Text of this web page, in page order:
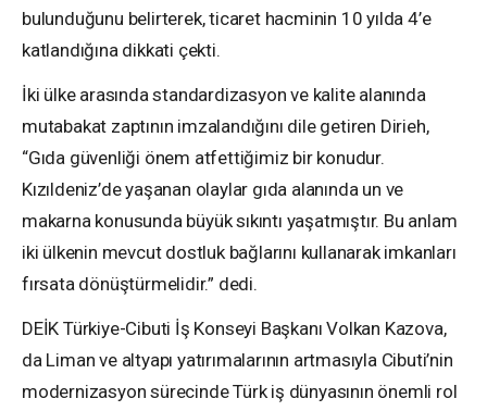
bulunduğunu belirterek, ticaret hacminin 10 yılda 4’e
katlandığına dikkati çekti.
İki ülke arasında standardizasyon ve kalite alanında
mutabakat zaptının imzalandığını dile getiren Dirieh,
“Gıda güvenliği önem atfettiğimiz bir konudur.
Kızıldeniz’de yaşanan olaylar gıda alanında un ve
makarna konusunda büyük sıkıntı yaşatmıştır. Bu anlam
iki ülkenin mevcut dostluk bağlarını kullanarak imkanları
fırsata dönüştürmelidir.” dedi.
DEİK Türkiye-Cibuti İş Konseyi Başkanı Volkan Kazova,
da Liman ve altyapı yatırımalarının artmasıyla Cibuti’nin
modernizasyon sürecinde Türk iş dünyasının önemli rol